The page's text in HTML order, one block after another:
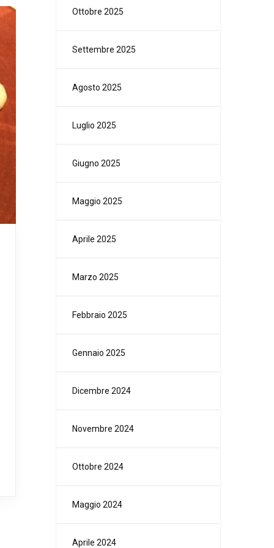
Ottobre 2025
Settembre 2025
Agosto 2025
Luglio 2025
Giugno 2025
Maggio 2025
Aprile 2025
Marzo 2025
Febbraio 2025
Gennaio 2025
Dicembre 2024
Novembre 2024
Ottobre 2024
Maggio 2024
Aprile 2024